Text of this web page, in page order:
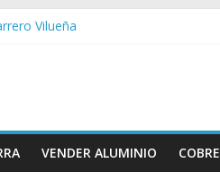
Vilueña
Zaida
Vistabella
VENDER ALUMINIO COBRE